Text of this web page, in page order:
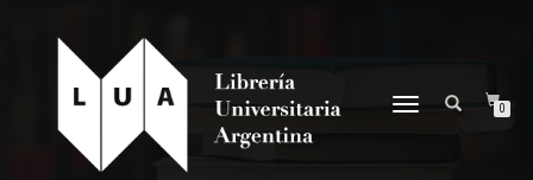
NAVEGACIÓN
0